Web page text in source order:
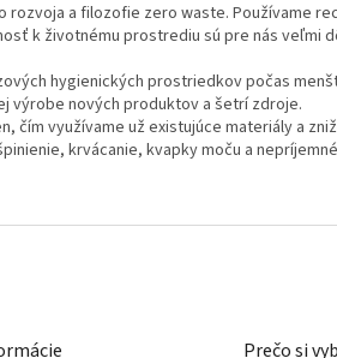
a filozofie zero waste. Používame
k životnému prostrediu sú pre nás veľmi
hygienických prostriedkov počas
výrobe nových produktov a šetrí zdroje.
čím využívame už existujúce materiály a
krvácanie, kvapky moču a
Prečo si